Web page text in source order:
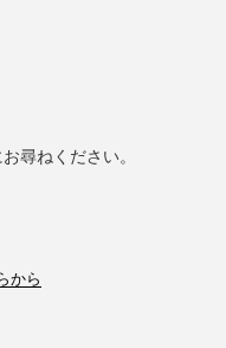
尋ねください。
から